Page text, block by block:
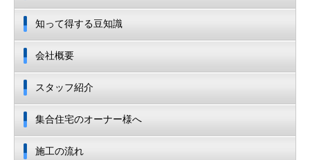
知って得する豆知識
会社概要
スタッフ紹介
集合住宅のオーナー様へ
施工の流れ